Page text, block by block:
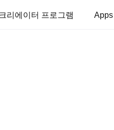
크리에이터 프로그램 Apps